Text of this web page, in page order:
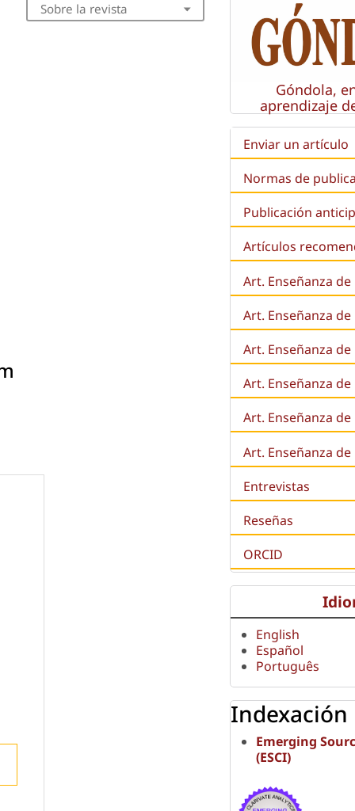
Sobre la revista
Góndola,
aprendizaje
Enviar un artículo
Normas de
Publicación
Artículos
Art. Enseñanza
Art. Enseñanza
Art. Enseñanza de
Art. Enseñanza de
Art. Enseñanza
Art. Enseñanza
Entrevistas
Reseñas
ORCID
English
Español
Português
Indexación
Emerging
(ESCI)